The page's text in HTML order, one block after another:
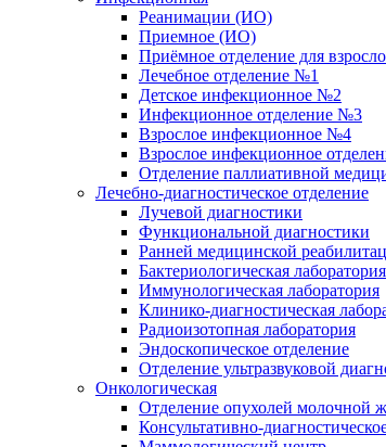
Реанимации (ИО)
Приемное (ИО)
Приёмное отделение для
Лечебное отделение №1
Детское инфекционное №2
Инфекционное отделение №3
Взрослое инфекционное №4
Взрослое инфекционное
Отделение паллиативной
Лечебно-диагностическое отделение
Лучевой диагностики
Функциональной диагностики
Ранней медицинской
Бактериологическая лаборатория
Иммунологическая лаборатория
Клинико-диагностическая
Радиоизотопная лаборатория
Эндоскопическое отделение
Отделение ультразвуковой
Онкологическая
Отделение опухолей молочной
Консультативно-